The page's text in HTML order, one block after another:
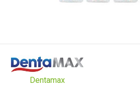
Dentamax